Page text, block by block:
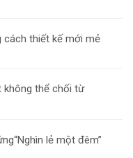
cách thiết kế mới mẻ
không thể chối từ
lẻ một đêm”